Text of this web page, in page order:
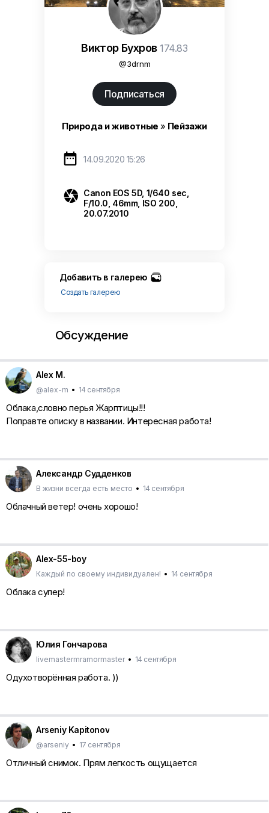
Виктор Бухров 174.83
@3drnm
Подписаться
Природа и животные » Пейзажи
 14.09.2020 15:26
 Canon EOS 5D, 1/640 sec,
F/10.0, 46mm, ISO 200,
20.07.2010
Добавить в галерею
Создать галерею
Обсуждение
Alex M.
@alex-m • 14 сентября
Облака,словно перья Жарптицы!!!
Поправте описку в названии. Интересная работа!
Александр Судденков
В жизни всегда есть место • 14 сентября
Облачный ветер! очень хорошо!
Alex-55-boy
Каждый по своему индивидуален! • 14 сентября
Облака супер!
Юлия Гончарова
livemastermramormaster • 14 сентября
Одухотворённая работа. ))
Arseniy Kapitonov
@arseniy • 17 сентября
Отличный снимок. Прям легкость ощущается